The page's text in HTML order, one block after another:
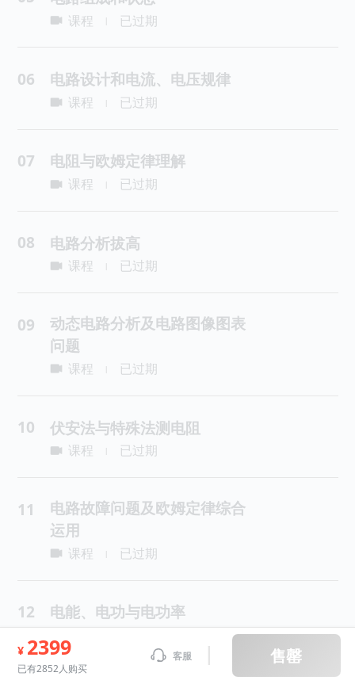
课程 已过期
06 电路设计和电流、电压规律
课程 已过期
07 电阻与欧姆定律理解
课程 已过期
08 电路分析拔高
课程 已过期
09
动态电路分析及电路图像图表
问题
课程 已过期
10 伏安法与特殊法测电阻
课程 已过期
11
电路故障问题及欧姆定律综合
运用
课程 已过期
12 电能、电功与电功率
¥ 2399
已有2852人购买
客服 售罄